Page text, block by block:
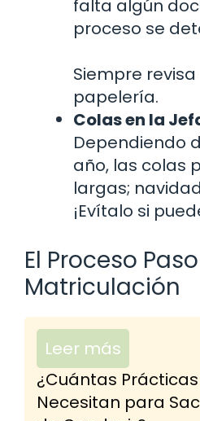
falta algún
proceso se
Siempre
papelería.
Colas en la
Dependiendo
año, las colas
largas;
¡Evítalo si
El Proceso
Matriculación
Leer más
¿Cuántas
Necesitan para